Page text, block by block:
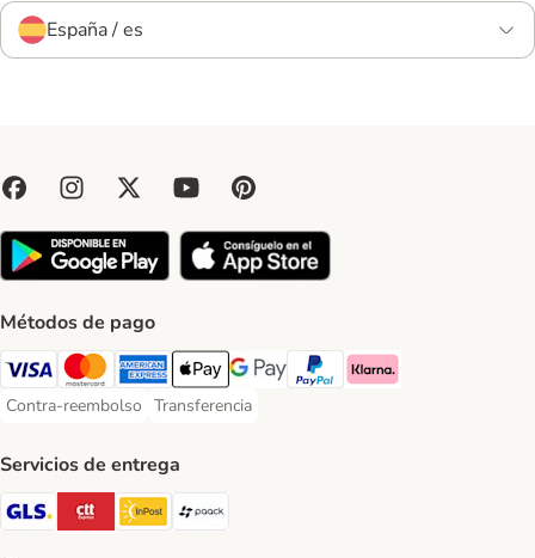
España / es
Métodos de pago
Visa Payment Method
Mastercard Payment Method
American Express Payment Method
Apple Pay Payment Method
Google Pay Payment Method
PayPal Payment Method
Klarna Payment Method
Contra-reembolso
Contra-reembolso Payment Method
Transferencia
Transferencia Payment Method
Servicios de entrega
GLS Shipping Method
CTTExpress Shipping Method
InPost Shipping Method
paack Shipping Method